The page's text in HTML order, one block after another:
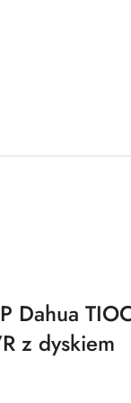
Dahua
z dyskiem